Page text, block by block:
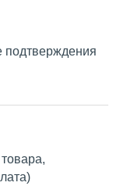
подтверждения